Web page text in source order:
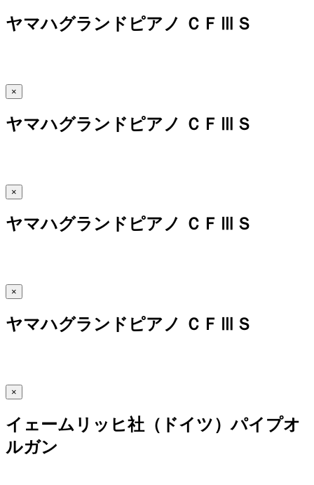
ヤマハグランドピアノ ＣＦⅢＳ
×
ヤマハグランドピアノ ＣＦⅢＳ
×
ヤマハグランドピアノ ＣＦⅢＳ
×
ヤマハグランドピアノ ＣＦⅢＳ
×
イェームリッヒ社（ドイツ）パイプオ
ルガン